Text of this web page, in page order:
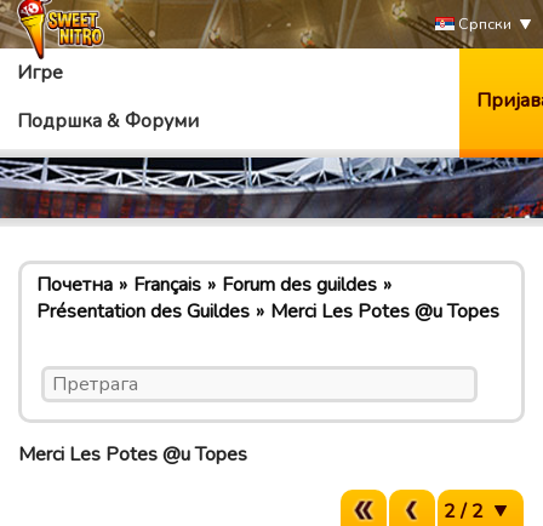
Српски
Игре
Подршка & Форуми
Почетна Français
Forum des guildes
Présentation des Guildes
Merci Les Potes @u Topes
Merci Les Potes @u Topes
2 / 2